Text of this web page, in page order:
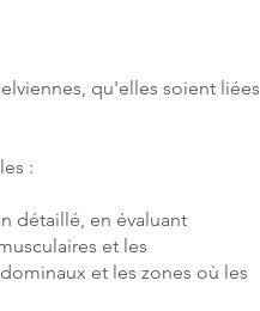
qu'elles soient liées
:
détaillé, en évaluant
et les
et les zones où les